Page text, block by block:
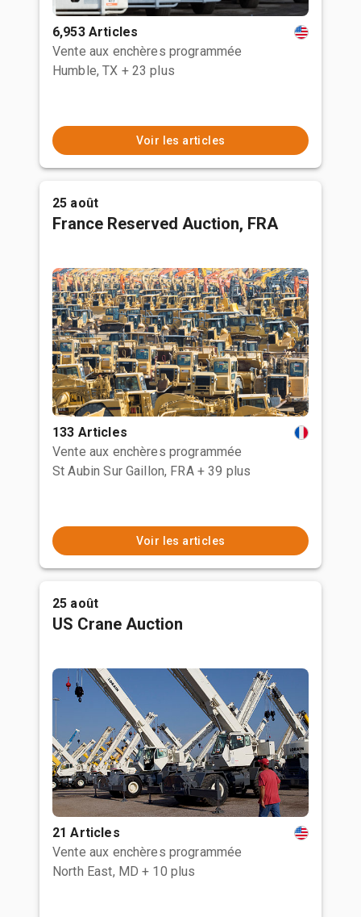
6,953 Articles
Vente aux enchères programmée
Humble, TX + 23 plus
Voir les articles
25 août
France Reserved Auction, FRA
133 Articles
Vente aux enchères programmée
St Aubin Sur Gaillon, FRA + 39 plus
Voir les articles
25 août
US Crane Auction
21 Articles
Vente aux enchères programmée
North East, MD + 10 plus